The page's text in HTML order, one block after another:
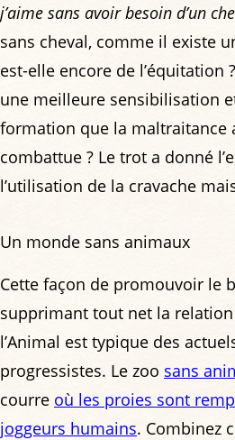
j’aime sans avoir besoin d’un
sans cheval, comme il existe
est-elle encore de l’équitation
une meilleure sensibilisation
formation que la maltraitance
combattue ? Le trot a donné
l’utilisation de la cravache
Un monde sans animaux
Cette façon de promouvoir le
supprimant tout net la relation
l’Animal est typique des
progressistes. Le zoo sans
courre où les proies sont
joggeurs humains. Combinez